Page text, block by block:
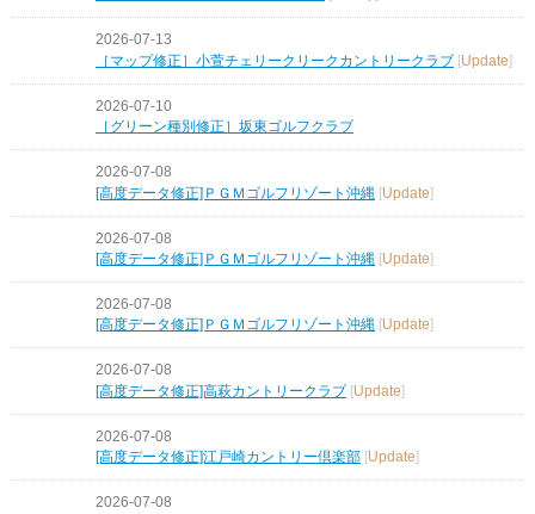
2026-07-13
［マップ修正］小萱チェリークリークカントリークラブ [Update]
2026-07-10
［グリーン種別修正］坂東ゴルフクラブ
2026-07-08
[高度データ修正]ＰＧＭゴルフリゾート沖縄 [Update]
2026-07-08
[高度データ修正]ＰＧＭゴルフリゾート沖縄 [Update]
2026-07-08
[高度データ修正]ＰＧＭゴルフリゾート沖縄 Update
2026-07-08
[高度データ修正]高萩カントリークラブ [Update]
2026-07-08
[高度データ修正]江戸崎カントリー倶楽部 Update
2026-07-08